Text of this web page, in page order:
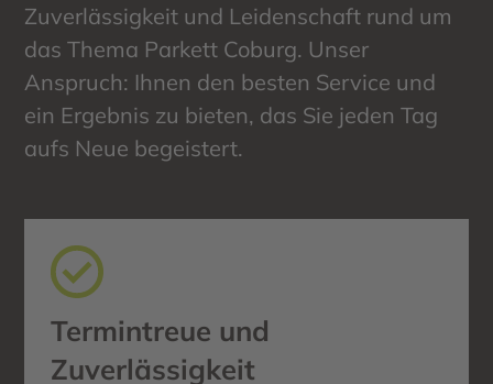
Zuverlässigkeit und Leidenschaft rund um
das Thema Parkett Coburg. Unser
Anspruch: Ihnen den besten Service und
ein Ergebnis zu bieten, das Sie jeden Tag
aufs Neue begeistert.
Termintreue und
Zuverlässigkeit